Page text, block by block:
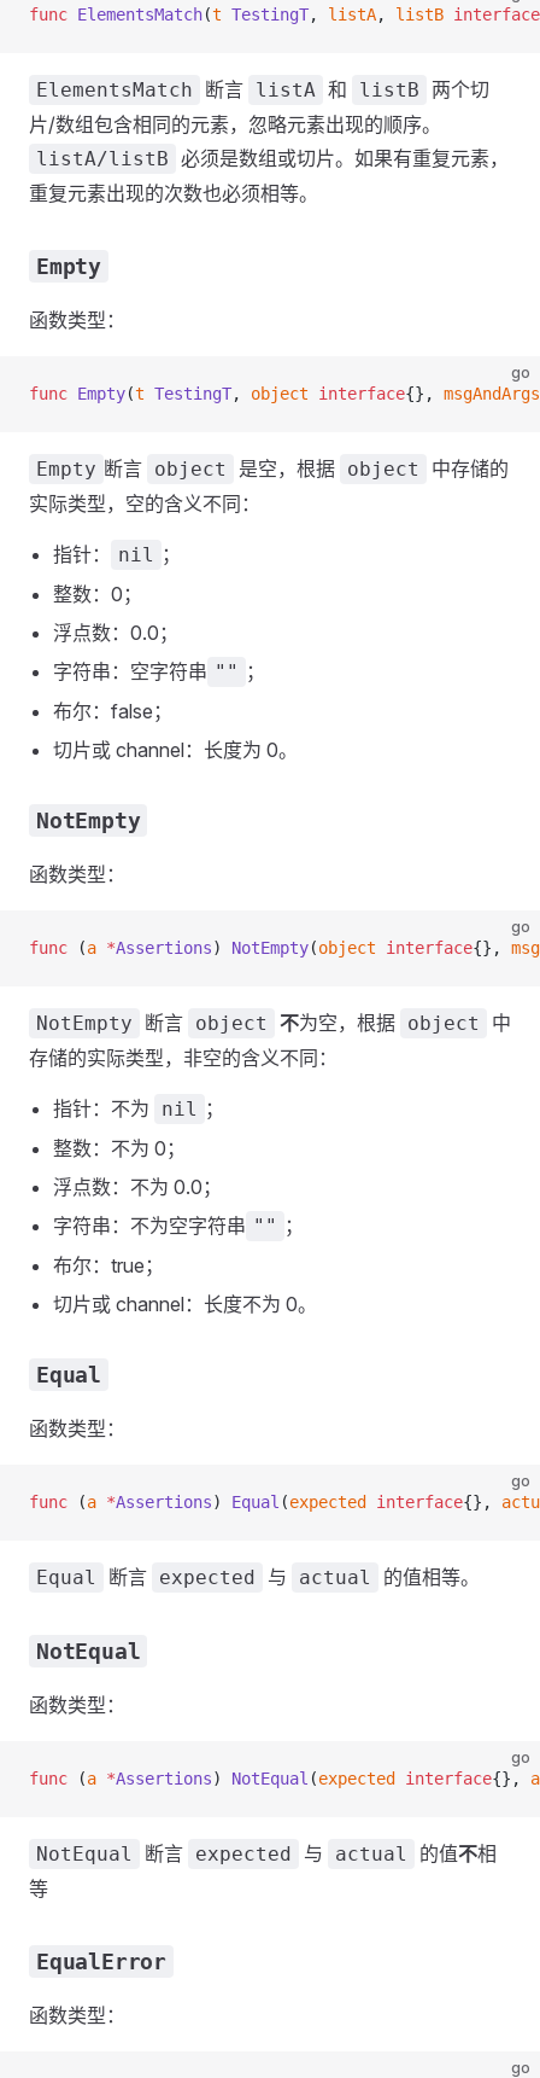
func ElementsMatch(t TestingT, listA, listB interface
ElementsMatch 断言 listA 和 listB
两个切
片/数组包含相同的元素，忽略元素出现的顺序。
listA/listB 必须是数组或切片。如果有重复元素，
重复元素出现的次数也必须相等。
Empty
函数类型：
go
func Empty(t TestingT, object interface{}, msgAndArgs
Empty 断言 object 是空，根据 object
中存储的
实际类型，空的含义不同：
指针： nil ；
整数：0；
浮点数：0.0；
字符串：空字符串 ""
；
布尔：false；
切片或 channel：长度为 0。
NotEmpty
函数类型：
go
func (a *Assertions) NotEmpty(object interface{},
NotEmpty 断言 object 不为空，根据 object
中
存储的实际类型，非空的含义不同：
指针：不为 nil ；
整数：不为 0；
浮点数：不为 0.0；
字符串：不为空字符串 ""
；
布尔：true；
切片或 channel：长度不为 0。
Equal
函数类型：
go
func (a *Assertions) Equal (expected interface{},
Equal 断言 expected 与 actual 的值相等。
NotEqual
函数类型：
go
func (a *Assertions) NotEqual (expected interface{},
NotEqual 断言 expected 与 actual 的值不相
等
EqualError
函数类型：
go